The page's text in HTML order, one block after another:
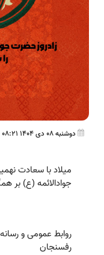
دوشنبه 08 دی 1404 08:21
میلاد با سعادت
جوادالائمه (ع) بر
روابط عمومی و
رفسنجان